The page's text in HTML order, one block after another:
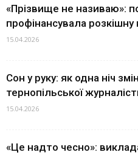
«Прізвище не називаю»:
профінансувала
15.04.2026
Сон у руку: як одна ніч
тернопільської
15.04.2026
«Це надто чесно»: